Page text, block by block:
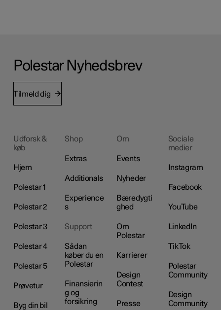
Polestar Nyhedsbrev
Tilmeld dig
Udforsk &
køb
Hjem
Polestar 1
Polestar 2
Polestar 3
Polestar 4
Polestar 5
Prøvetur
Byg din bil
Shop
Extras
Additionals
Experience
s
Support
Sådan
køber du en
Polestar
Finansierin
g og
forsikring
Om
Events
Nyheder
Bæredygti
ghed
Om
Polestar
Karrierer
Design
Contest
Presse
Sociale
medier
Instagram
Facebook
YouTube
LinkedIn
TikTok
Polestar
Community
Design
Community